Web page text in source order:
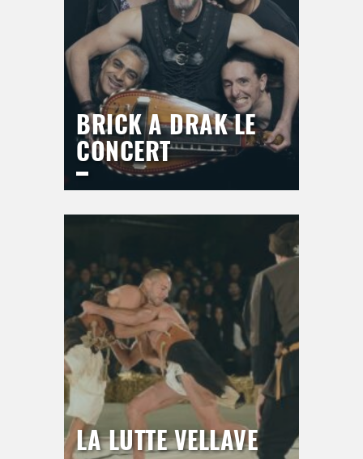
BRICK A DRAK LE
CONCERT
Jeudi17 septembre 2026
>Hors saison
LA LUTTE VELLAVE